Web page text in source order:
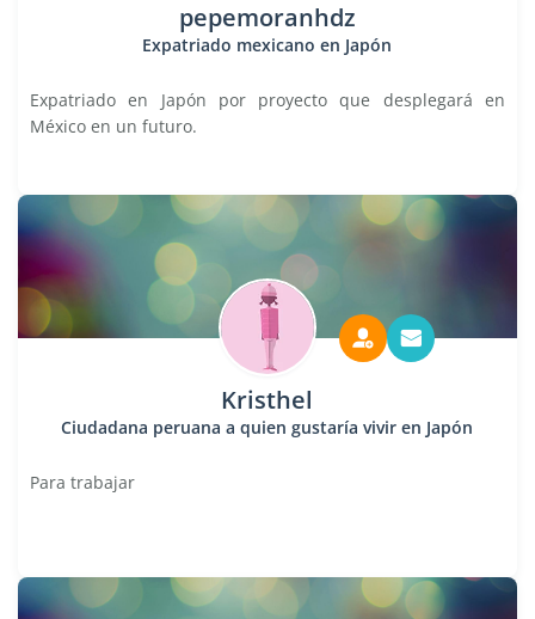
pepemoranhdz
Expatriado mexicano en Japón
Expatriado en Japón por proyecto que desplegará en
México en un futuro.
Kristhel
Ciudadana peruana a quien gustaría vivir en Japón
Para trabajar